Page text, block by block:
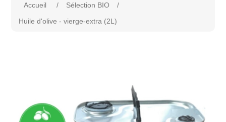
Accueil / Sélection BIO
/
Huile d'olive - vierge-extra (2L)